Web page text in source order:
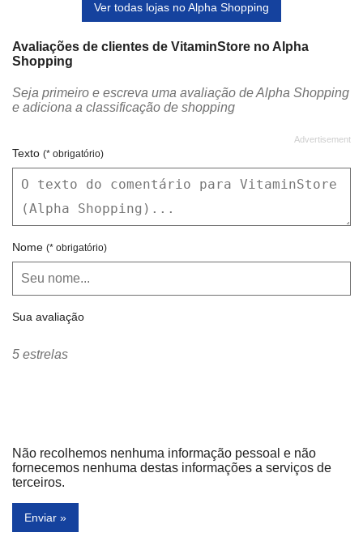
Ver todas lojas no Alpha Shopping
Avaliações de clientes de VitaminStore no Alpha
Shopping
Seja primeiro e escreva uma avaliação de Alpha Shopping
e adiciona a classificação de shopping
Texto (* obrigatório)
Nome (* obrigatório)
Sua avaliação
5 estrelas
Não recolhemos nenhuma informação pessoal e não
fornecemos nenhuma destas informações a serviços de
terceiros.
Enviar »